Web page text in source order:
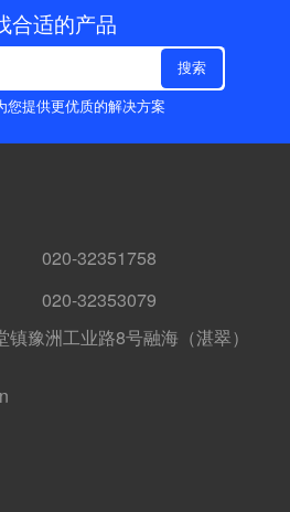
合适的产品
搜索
您提供更优质的解决方案
020-32351758
020-32353079
豫洲工业路8号融海（湛翠）